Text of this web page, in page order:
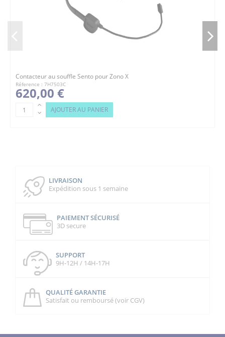
Contacteur au souffle Sento pour Zono X
Réference : 7H7503C
620,00 €
AJOUTER AU PANIER
LIVRAISON
Expédition sous 1 semaine
PAIEMENT SÉCURISÉ
3D secure
SUPPORT
9H-12H / 14H-17H
QUALITÉ GARANTIE
Satisfait ou remboursé (voir CGV)